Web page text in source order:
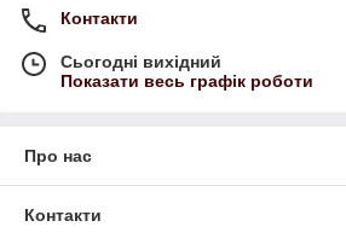
Контакти
Сьогодні вихідний
Показати весь графік роботи
Про нас
Контакти